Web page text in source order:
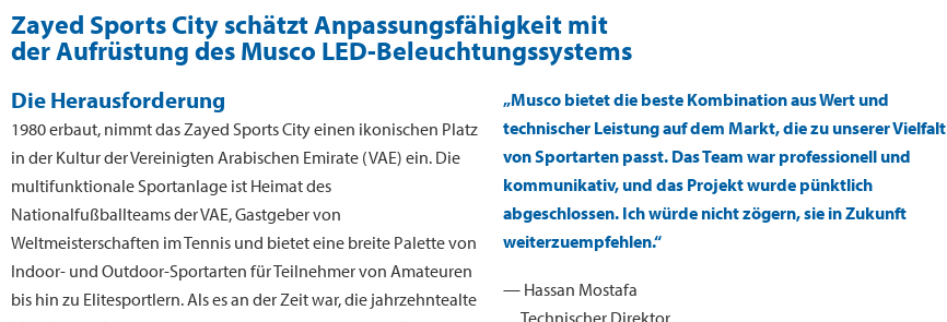
Zayed Sports City schätzt Anpassungsfähigkeit mit
der Aufrüstung des Musco LED-Beleuchtungssystems
Die Herausforderung
1980 erbaut, nimmt das Zayed Sports City einen ikonischen Platz
in der Kultur der Vereinigten Arabischen Emirate (VAE) ein. Die
multifunktionale Sportanlage ist Heimat des
Nationalfußballteams der VAE, Gastgeber von
Weltmeisterschaften im Tennis und bietet eine breite Palette von
Indoor- und Outdoor-Sportarten für Teilnehmer von Amateuren
bis hin zu Elitesportlern. Als es an der Zeit war, die jahrzehntealte
„Musco bietet die beste Kombination aus Wert und
technischer Leistung auf dem Markt, die zu unserer Vielfalt
von Sportarten passt. Das Team war professionell und
kommunikativ, und das Projekt wurde pünktlich
abgeschlossen. Ich würde nicht zögern, sie in Zukunft
weiterzuempfehlen.“
— Hassan Mostafa
Technischer Direktor